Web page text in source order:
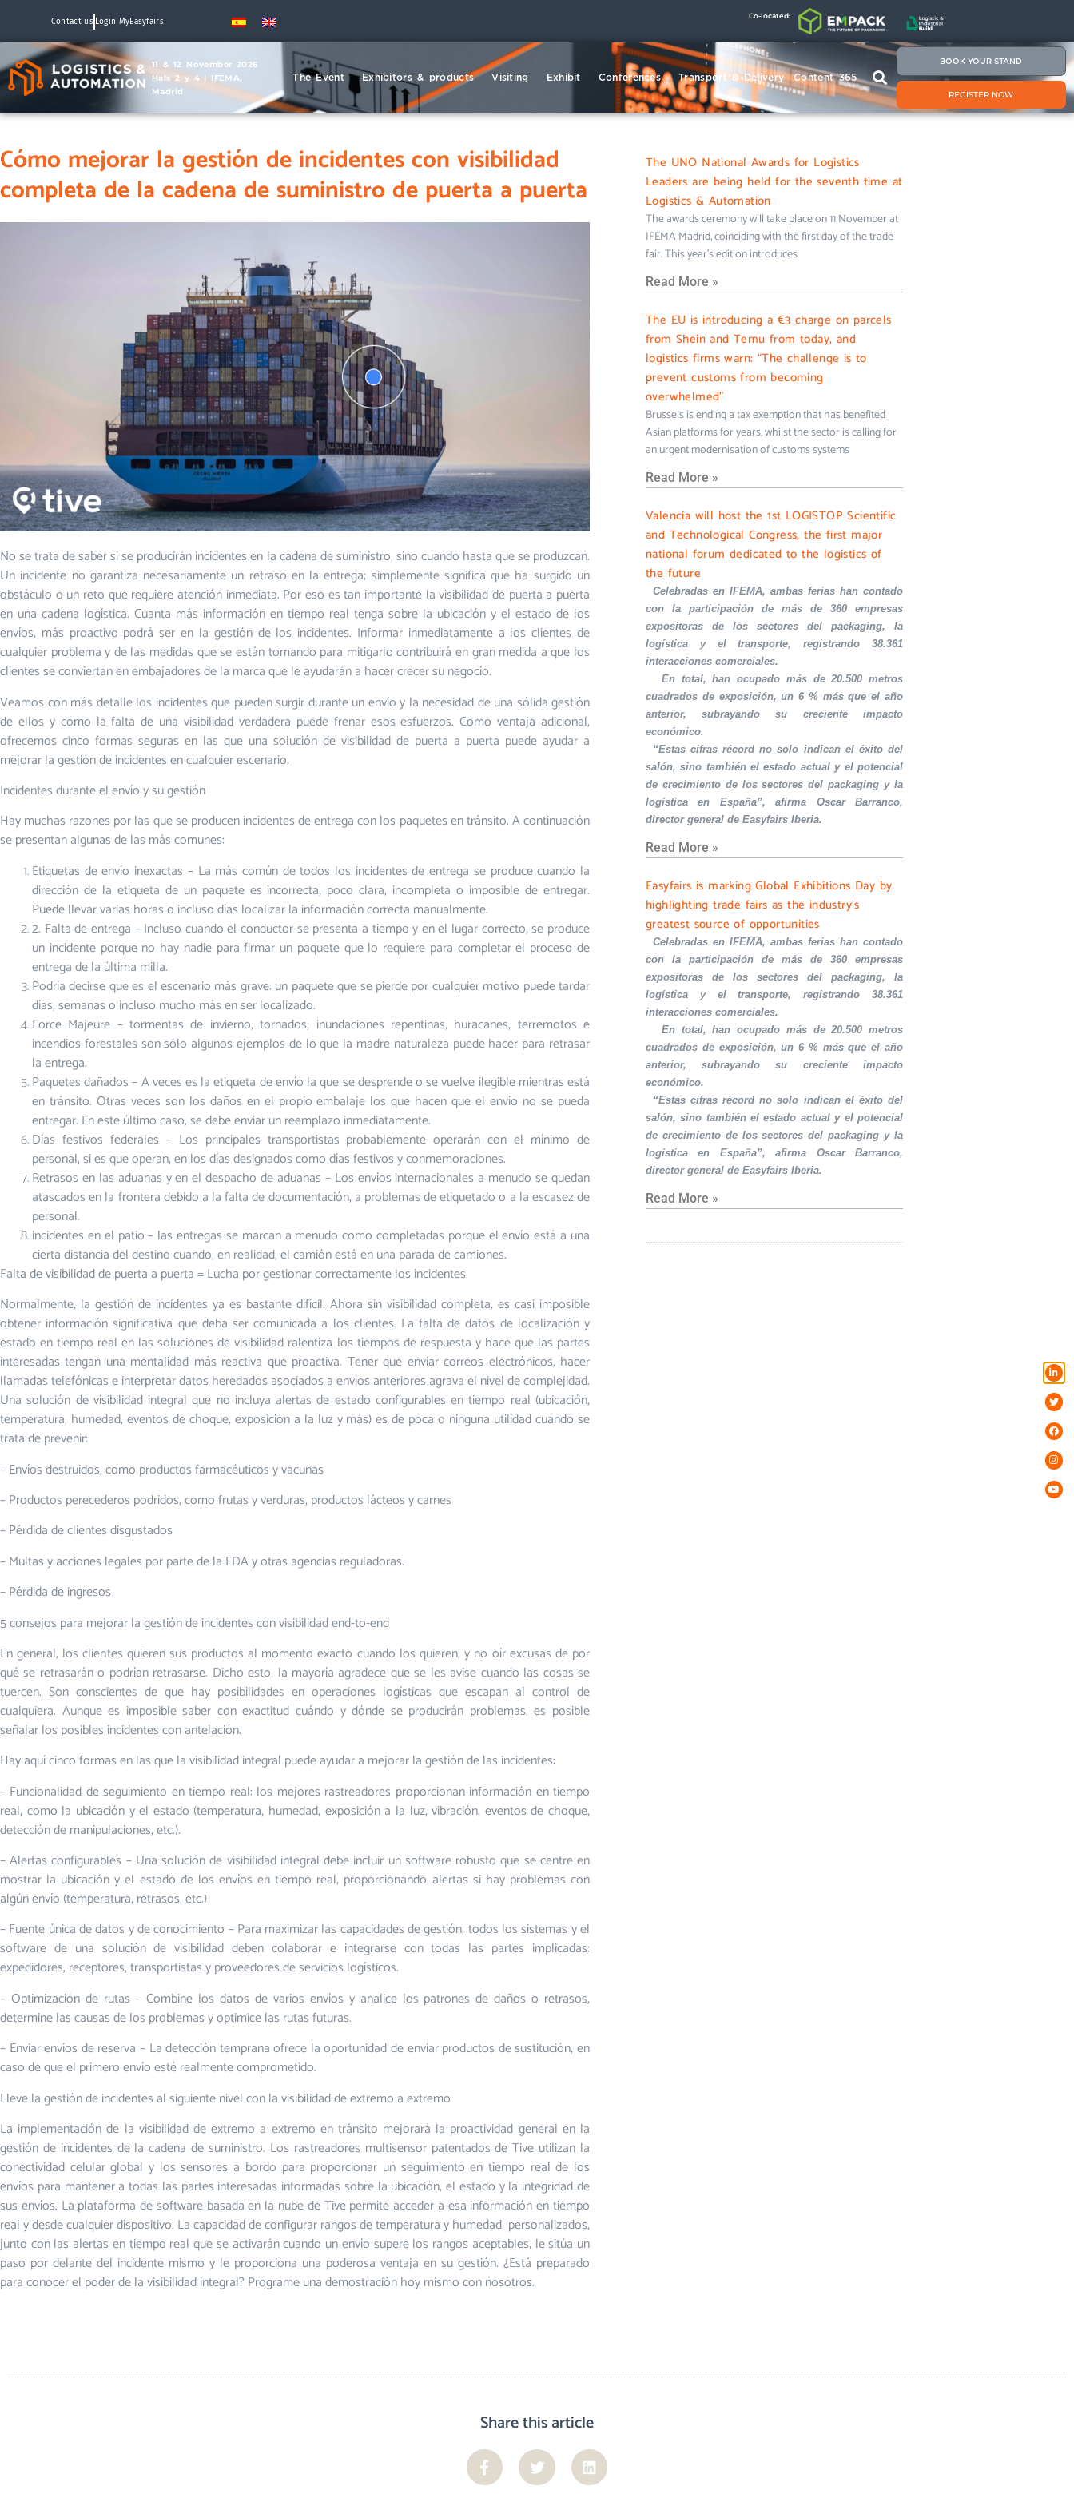
Contact us Login MyEasyfairs
Co-located:
11 & 12 November 2026
Hals 2 y 4 | IFEMA,
Madrid
The Event Exhibitors & products Visiting Exhibit Conferences Transport & Delivery Content 365
BOOK YOUR STAND
REGISTER NOW
Cómo mejorar la gestión de incidentes con visibilidad
completa de la cadena de suministro de puerta a puerta
No se trata de saber si se producirán incidentes en la cadena de suministro, sino cuando hasta que se produzcan.
Un incidente no garantiza necesariamente un retraso en la entrega; simplemente significa que ha surgido un
obstáculo o un reto que requiere atención inmediata. Por eso es tan importante la visibilidad de puerta a puerta
en una cadena logística. Cuanta más información en tiempo real tenga sobre la ubicación y el estado de los
envíos, más proactivo podrá ser en la gestión de los incidentes. Informar inmediatamente a los clientes de
cualquier problema y de las medidas que se están tomando para mitigarlo contribuirá en gran medida a que los
clientes se conviertan en embajadores de la marca que le ayudarán a hacer crecer su negocio.
Veamos con más detalle los incidentes que pueden surgir durante un envío y la necesidad de una sólida gestión
de ellos y cómo la falta de una visibilidad verdadera puede frenar esos esfuerzos. Como ventaja adicional,
ofrecemos cinco formas seguras en las que una solución de visibilidad de puerta a puerta puede ayudar a
mejorar la gestión de incidentes en cualquier escenario.
Incidentes durante el envío y su gestión
Hay muchas razones por las que se producen incidentes de entrega con los paquetes en tránsito. A continuación
se presentan algunas de las más comunes:
Etiquetas de envío inexactas – La más común de todos los incidentes de entrega se produce cuando la
dirección de la etiqueta de un paquete es incorrecta, poco clara, incompleta o imposible de entregar.
Puede llevar varias horas o incluso días localizar la información correcta manualmente.
2. Falta de entrega – Incluso cuando el conductor se presenta a tiempo y en el lugar correcto, se produce
un incidente porque no hay nadie para firmar un paquete que lo requiere para completar el proceso de
entrega de la última milla.
Podría decirse que es el escenario más grave: un paquete que se pierde por cualquier motivo puede tardar
días, semanas o incluso mucho más en ser localizado.
Force Majeure – tormentas de invierno, tornados, inundaciones repentinas, huracanes, terremotos e
incendios forestales son sólo algunos ejemplos de lo que la madre naturaleza puede hacer para retrasar
la entrega.
Paquetes dañados – A veces es la etiqueta de envío la que se desprende o se vuelve ilegible mientras está
en tránsito. Otras veces son los daños en el propio embalaje los que hacen que el envío no se pueda
entregar. En este último caso, se debe enviar un reemplazo inmediatamente.
Días festivos federales – Los principales transportistas probablemente operarán con el mínimo de
personal, si es que operan, en los días designados como días festivos y conmemoraciones.
Retrasos en las aduanas y en el despacho de aduanas – Los envíos internacionales a menudo se quedan
atascados en la frontera debido a la falta de documentación, a problemas de etiquetado o a la escasez de
personal.
incidentes en el patio – las entregas se marcan a menudo como completadas porque el envío está a una
cierta distancia del destino cuando, en realidad, el camión está en una parada de camiones.
Falta de visibilidad de puerta a puerta = Lucha por gestionar correctamente los incidentes
Normalmente, la gestión de incidentes ya es bastante difícil. Ahora sin visibilidad completa, es casi imposible
obtener información significativa que deba ser comunicada a los clientes. La falta de datos de localización y
estado en tiempo real en las soluciones de visibilidad ralentiza los tiempos de respuesta y hace que las partes
interesadas tengan una mentalidad más reactiva que proactiva. Tener que enviar correos electrónicos, hacer
llamadas telefónicas e interpretar datos heredados asociados a envíos anteriores agrava el nivel de complejidad.
Una solución de visibilidad integral que no incluya alertas de estado configurables en tiempo real (ubicación,
temperatura, humedad, eventos de choque, exposición a la luz y más) es de poca o ninguna utilidad cuando se
trata de prevenir:
– Envíos destruidos, como productos farmacéuticos y vacunas
– Productos perecederos podridos, como frutas y verduras, productos lácteos y carnes
– Pérdida de clientes disgustados
– Multas y acciones legales por parte de la FDA y otras agencias reguladoras.
– Pérdida de ingresos
5 consejos para mejorar la gestión de incidentes con visibilidad end-to-end
En general, los clientes quieren sus productos al momento exacto cuando los quieren, y no oír excusas de por
qué se retrasarán o podrían retrasarse. Dicho esto, la mayoría agradece que se les avise cuando las cosas se
tuercen. Son conscientes de que hay posibilidades en operaciones logísticas que escapan al control de
cualquiera. Aunque es imposible saber con exactitud cuándo y dónde se producirán problemas, es posible
señalar los posibles incidentes con antelación.
Hay aquí cinco formas en las que la visibilidad integral puede ayudar a mejorar la gestión de las incidentes:
– Funcionalidad de seguimiento en tiempo real: los mejores rastreadores proporcionan información en tiempo
real, como la ubicación y el estado (temperatura, humedad, exposición a la luz, vibración, eventos de choque,
detección de manipulaciones, etc.).
– Alertas configurables – Una solución de visibilidad integral debe incluir un software robusto que se centre en
mostrar la ubicación y el estado de los envíos en tiempo real, proporcionando alertas si hay problemas con
algún envío (temperatura, retrasos, etc.)
– Fuente única de datos y de conocimiento – Para maximizar las capacidades de gestión, todos los sistemas y el
software de una solución de visibilidad deben colaborar e integrarse con todas las partes implicadas:
expedidores, receptores, transportistas y proveedores de servicios logísticos.
– Optimización de rutas – Combine los datos de varios envíos y analice los patrones de daños o retrasos,
determine las causas de los problemas y optimice las rutas futuras.
– Enviar envíos de reserva – La detección temprana ofrece la oportunidad de enviar productos de sustitución, en
caso de que el primero envío esté realmente comprometido.
Lleve la gestión de incidentes al siguiente nivel con la visibilidad de extremo a extremo
La implementación de la visibilidad de extremo a extremo en tránsito mejorará la proactividad general en la
gestión de incidentes de la cadena de suministro. Los rastreadores multisensor patentados de Tive utilizan la
conectividad celular global y los sensores a bordo para proporcionar un seguimiento en tiempo real de los
envíos para mantener a todas las partes interesadas informadas sobre la ubicación, el estado y la integridad de
sus envíos. La plataforma de software basada en la nube de Tive permite acceder a esa información en tiempo
real y desde cualquier dispositivo. La capacidad de configurar rangos de temperatura y humedad personalizados,
junto con las alertas en tiempo real que se activarán cuando un envío supere los rangos aceptables, le sitúa un
paso por delante del incidente mismo y le proporciona una poderosa ventaja en su gestión. ¿Está preparado
para conocer el poder de la visibilidad integral? Programe una demostración hoy mismo con nosotros.
The UNO National Awards for Logistics
Leaders are being held for the seventh time at
Logistics & Automation
The awards ceremony will take place on 11 November at
IFEMA Madrid, coinciding with the first day of the trade
fair. This year’s edition introduces
Read More »
The EU is introducing a €3 charge on parcels
from Shein and Temu from today, and
logistics firms warn: “The challenge is to
prevent customs from becoming
overwhelmed”
Brussels is ending a tax exemption that has benefited
Asian platforms for years, whilst the sector is calling for
an urgent modernisation of customs systems
Read More »
Valencia will host the 1st LOGISTOP Scientific
and Technological Congress, the first major
national forum dedicated to the logistics of
the future
Celebradas en IFEMA, ambas ferias han contado
con la participación de más de 360 empresas
expositoras de los sectores del packaging, la
logística y el transporte, registrando 38.361
interacciones comerciales.
En total, han ocupado más de 20.500 metros
cuadrados de exposición, un 6 % más que el año
anterior, subrayando su creciente impacto
económico.
“Estas cifras récord no solo indican el éxito del
salón, sino también el estado actual y el potencial
de crecimiento de los sectores del packaging y la
logística en España”, afirma Oscar Barranco,
director general de Easyfairs Iberia.
Read More »
Easyfairs is marking Global Exhibitions Day by
highlighting trade fairs as the industry’s
greatest source of opportunities
Celebradas en IFEMA, ambas ferias han contado
con la participación de más de 360 empresas
expositoras de los sectores del packaging, la
logística y el transporte, registrando 38.361
interacciones comerciales.
En total, han ocupado más de 20.500 metros
cuadrados de exposición, un 6 % más que el año
anterior, subrayando su creciente impacto
económico.
“Estas cifras récord no solo indican el éxito del
salón, sino también el estado actual y el potencial
de crecimiento de los sectores del packaging y la
logística en España”, afirma Oscar Barranco,
director general de Easyfairs Iberia.
Read More »
Share this article